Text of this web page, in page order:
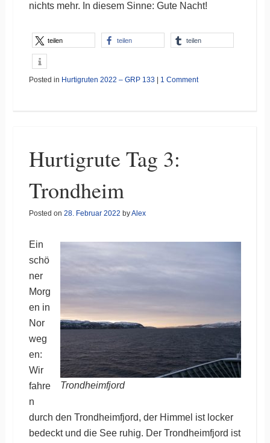
nichts mehr. In diesem Sinne: Gute Nacht!
teilen teilen teilen
Posted in Hurtigruten 2022 – GRP 133 1 Comment
Hurtigrute Tag 3:
Trondheim
Posted on 28. Februar 2022 byAlex
Trondheimfjord
Ein
schö
ner
Morg
en in
Nor
weg
en:
Wir
fahre
n
durch den Trondheimfjord, der Himmel ist locker
bedeckt und die See ruhig. Der Trondheimfjord ist